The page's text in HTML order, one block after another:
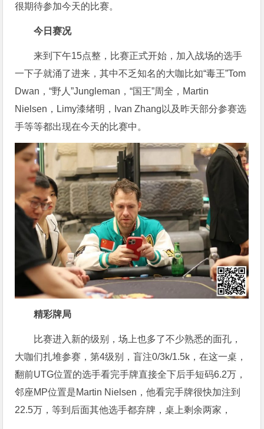
很期待参加今天的比赛。
今日赛况
来到下午15点整，比赛正式开始，加入战场的选手
一下子就涌了进来，其中不乏知名的大咖比如“毒王”Tom
Dwan，“野人”Jungleman，“国王”周全，Martin
Nielsen，Limy漆绪明，Ivan Zhang以及昨天部分参赛选
手等等都出现在今天的比赛中。
精彩牌局
比赛进入新的级别，场上也多了不少熟悉的面孔，
大咖们扎堆参赛，第4级别，盲注0/3k/1.5k，在这一桌，
翻前UTG位置的选手看完手牌直接全下后手短码6.2万，
邻座MP位置是Martin Nielsen，他看完手牌很快加注到
22.5万，等到后面其他选手都弃牌，桌上剩余两家，